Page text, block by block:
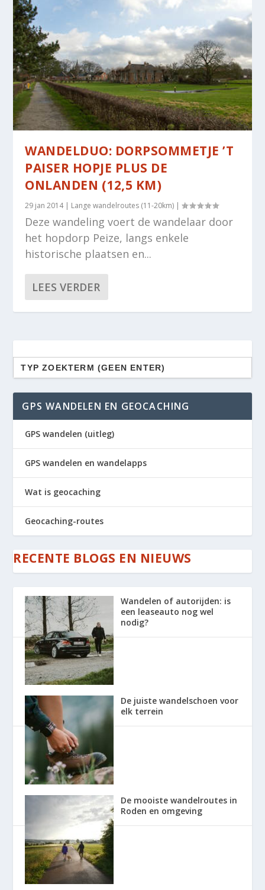
WANDELDUO: DORPSOMMETJE ’T
PAISER HOPJE PLUS DE
ONLANDEN (12,5 KM)
29 jan 2014| Lange wandelroutes (11-20km) |
Deze wandeling voert de wandelaar door
het hopdorp Peize, langs enkele
historische plaatsen en...
LEES VERDER
Zoek
naar:
GPS WANDELEN EN GEOCACHING
GPS wandelen (uitleg)
GPS wandelen en wandelapps
Wat is geocaching
Geocaching-routes
RECENTE BLOGS EN NIEUWS
Wandelen of autorijden: is
een leaseauto nog wel
nodig?
De juiste wandelschoen voor
elk terrein
De mooiste wandelroutes in
Roden en omgeving